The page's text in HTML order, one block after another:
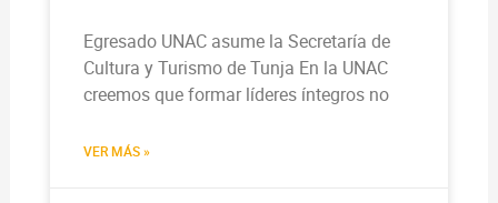
Egresado UNAC asume la Secretaría de
Cultura y Turismo de Tunja En la UNAC
creemos que formar líderes íntegros no
VER MÁS »